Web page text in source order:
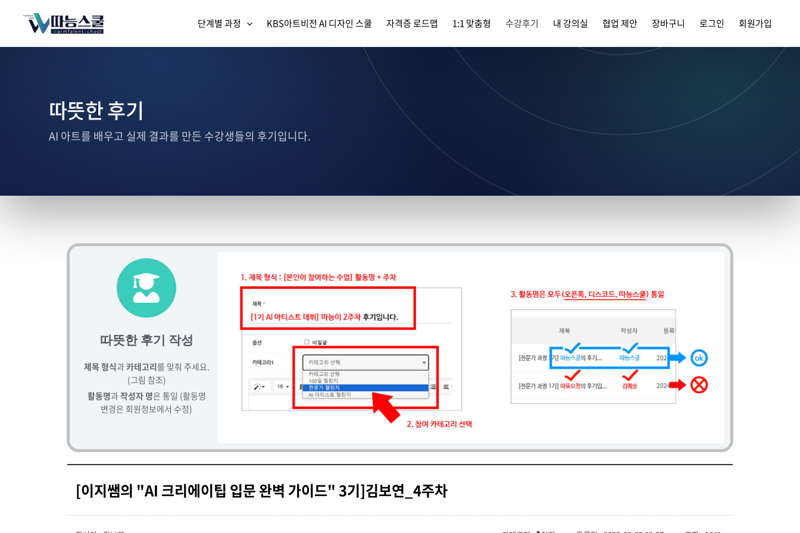
단계별 과정 KBS아트비전 AI 디자인 스쿨 자격증 로드맵 1:1 맞춤형 수강후기 내 강의실 협업 제안 장바구니 로그인 회원가입
따뜻한 후기
AI 아트를 배우고 실제 결과를 만든 수강생들의 후기입니다.
따뜻한 후기 작성
제목 형식과카테고리를 맞춰 주세요.
(그림 참조)
활동명과작성자 명은 통일 (활동명
변경은 회원정보에서 수정)
[이지쌤의 "AI 크리에이팁 입문 완벽 가이드" 3기]김보연_4주차